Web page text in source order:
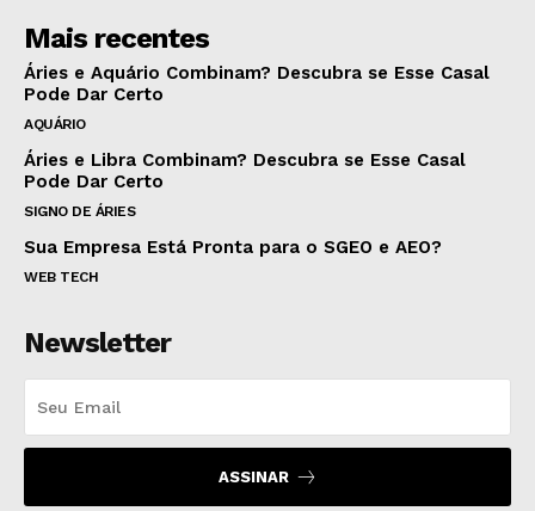
Mais recentes
Áries e Aquário Combinam? Descubra se Esse Casal
Pode Dar Certo
AQUÁRIO
Áries e Libra Combinam? Descubra se Esse Casal
Pode Dar Certo
SIGNO DE ÁRIES
Sua Empresa Está Pronta para o SGEO e AEO?
WEB TECH
Newsletter
ASSINAR